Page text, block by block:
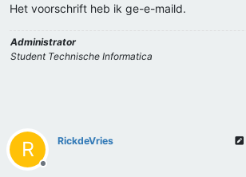
Het voorschrift heb ik ge-e-maild.
Administrator
Student Technische Informatica
R
Offline
RickdeVries